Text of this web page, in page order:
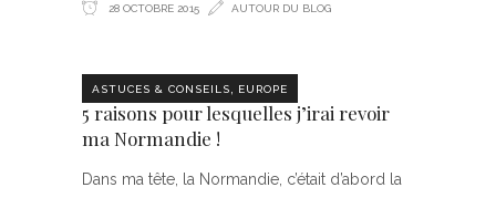
28 OCTOBRE 2015 AUTOUR DU BLOG
ASTUCES & CONSEILS EUROPE
5 raisons pour lesquelles j’irai revoir
ma Normandie !
Dans ma tête, la Normandie, c’était d’abord la